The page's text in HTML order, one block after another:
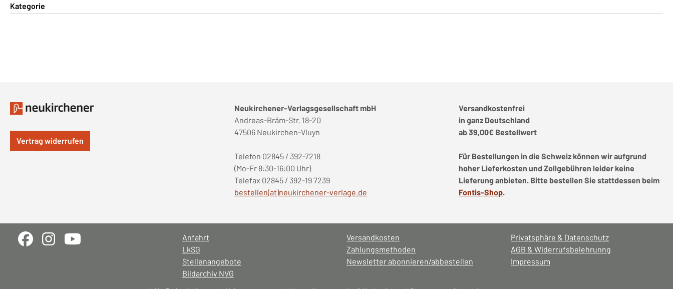
Kategorie
Vertrag widerrufen
Neukirchener-Verlagsgesellschaft mbH
Andreas-Bräm-Str. 18-20
47506 Neukirchen-Vluyn
Telefon 02845 / 392-7218
(Mo-Fr 8:30-16:00 Uhr)
Telefax 02845 / 392-19 7239
bestellen(at)neukirchener-verlage.de
Versandkostenfrei
in ganz Deutschland
ab 39,00€ Bestellwert
Für Bestellungen in die Schweiz können wir aufgrund
hoher Lieferkosten und Zollgebühren leider keine
Lieferung anbieten. Bitte bestellen Sie stattdessen beim
Fontis-Shop.
Anfahrt
LkSG
Stellenangebote
Versandkosten
Zahlungsmethoden
Newsletter abonnieren/abbestellen
Privatsphäre & Datenschutz
AGB & Widerrufsbelehrunng
Impressum
Bildarchiv NVG